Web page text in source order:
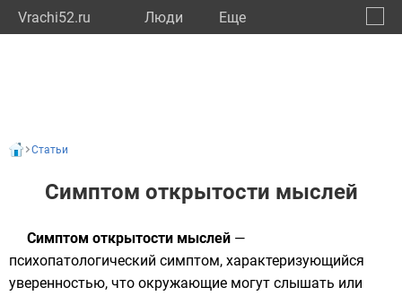
Vrachi52.ru Люди Eще
Статьи
Симптом открытости мыслей
Симптом открытости мыслей —
психопатологический симптом, характеризующийся
уверенностью, что окружающие могут слышать или